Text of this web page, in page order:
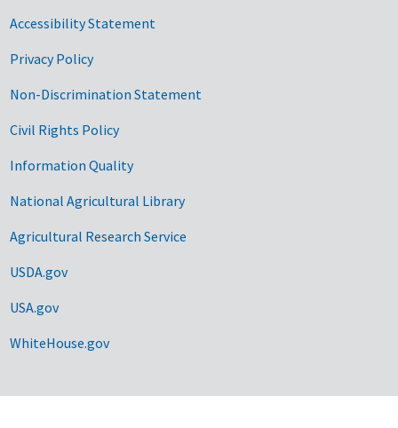
Accessibility Statement
Privacy Policy
Non-Discrimination Statement
Civil Rights Policy
Information Quality
National Agricultural Library
Agricultural Research Service
USDA.gov
USA.gov
WhiteHouse.gov